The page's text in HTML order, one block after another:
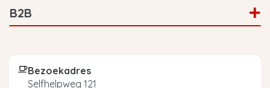
B2B
Bezoekadres
Selfhelpweg 121